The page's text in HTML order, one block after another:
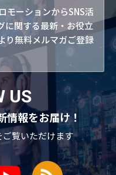
モーションからSNS活
に関する最新・お役立
り無料メルマガご登録
US
情報をお届け！
ご覧いただけます